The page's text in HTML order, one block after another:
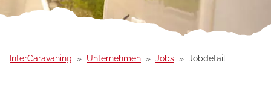
InterCaravaning Unternehmen Jobs Jobdetail